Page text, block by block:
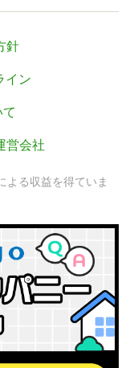
針
イン
営会社
よる収益を得ていま